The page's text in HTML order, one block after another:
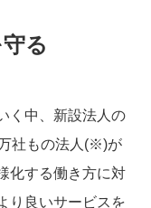
る
く中、新設法人の
社もの法人(※)が
化する働き方に対
り良いサービスを